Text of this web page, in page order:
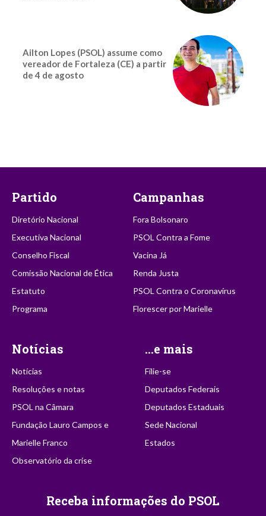
Ailton Lopes (PSOL) assume como
vereador de Fortaleza (CE) a partir
de 4 de agosto
Partido
Diretório Nacional
Executiva Nacional
Conselho Fiscal
Comissão Nacional de Ética
Estatuto
Programa
Campanhas
Fora Bolsonaro
PSOL Contra a Fome
Vacina Já
Renda Justa
PSOL Contra o Coronavírus
Florescer por Marielle
Notícias
Notícias
Resoluções e notas
PSOL na Câmara
Fundação Lauro Campos e
Marielle Franco
Observatório da crise
...e mais
Filie-se
Deputados Federais
Deputados Estaduais
Sede Nacional
Estados
Receba informações do PSOL